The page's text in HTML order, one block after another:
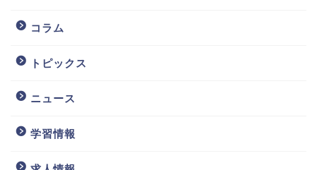
コラム
トピックス
ニュース
学習情報